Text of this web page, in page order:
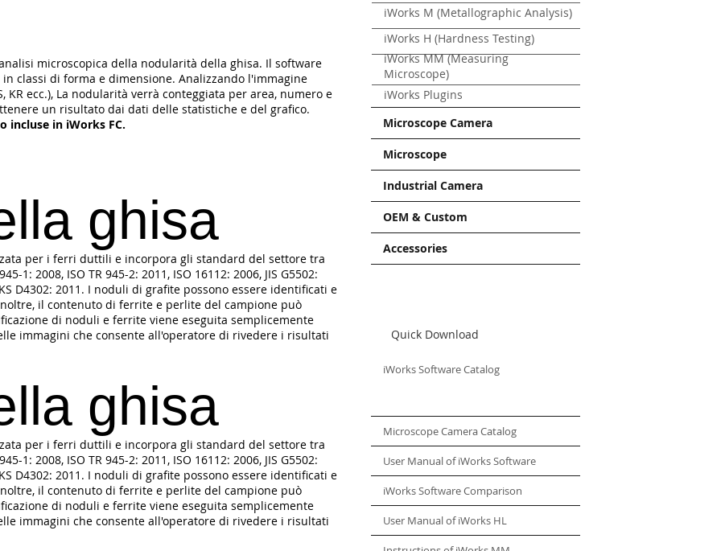
microscopica della nodularità della ghisa. Il software
classi di forma e dimensione. Analizzando l'immagine
KR ecc.), La nodularità verrà conteggiata per area, numero e
un risultato dai dati delle statistiche e del grafico.
incluse in iWorks FC.
ghisa
per i ferri duttili e incorpora gli standard del settore tra
1: 2008, ISO TR 945-2: 2011, ISO 16112: 2006, JIS G5502:
KS D4302: 2011. I noduli di grafite possono essere identificati e
il contenuto di ferrite e perlite del campione può
di noduli e ferrite viene eseguita semplicemente
immagini che consente all'operatore di rivedere i risultati
ghisa
per i ferri duttili e incorpora gli standard del settore tra
1: 2008, ISO TR 945-2: 2011, ISO 16112: 2006, JIS G5502:
KS D4302: 2011. I noduli di grafite possono essere identificati e
il contenuto di ferrite e perlite del campione può
di noduli e ferrite viene eseguita semplicemente
immagini che consente all'operatore di rivedere i risultati
iWorks M (Metallographic Analysis)
iWorks H (Hardness Testing)
iWorks MM (Measuring
Microscope)
iWorks Plugins
Microscope Camera
Microscope
Industrial Camera
OEM & Custom
Accessories
Quick Download
iWorks Software Catalog
Microscope Camera Catalog
User Manual of iWorks Software
iWorks Software Comparison
User Manual of iWorks HL